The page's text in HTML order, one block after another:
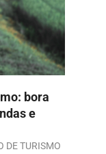
bora
e
DE TURISMO